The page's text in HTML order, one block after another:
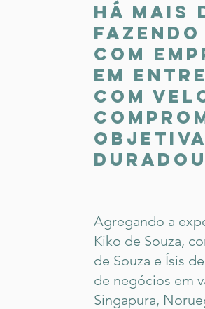
Há mais
com
em
com
Agregando a
Kiko de Souza,
de Souza e Ísis
de negócios em
Singapura,